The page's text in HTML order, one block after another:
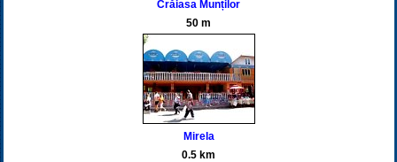
Crăiasa Munților
50 m
Mirela
0.5 km